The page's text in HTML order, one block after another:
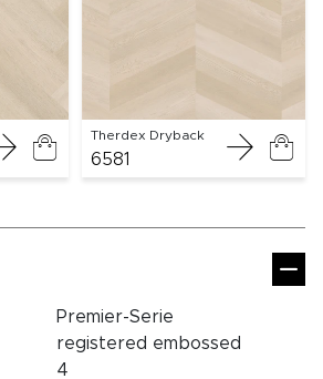
Therdex Dryback
6581
Premier-Serie
registered embossed
4